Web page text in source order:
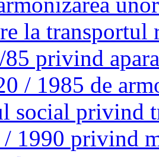
la
privind
/ 1985 de
social privind
1990 privind